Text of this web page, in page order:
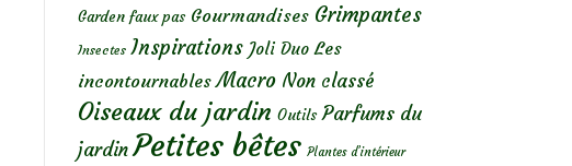
Garden faux pas Gourmandises Grimpantes
Insectes Inspirations Joli Duo Les
incontournables Macro Non classé
Oiseaux du jardin Outils Parfums du
jardin Petites bêtes Plantes d’intérieur